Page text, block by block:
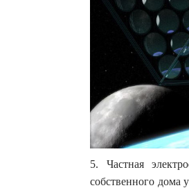
5. Частная
собственного дома